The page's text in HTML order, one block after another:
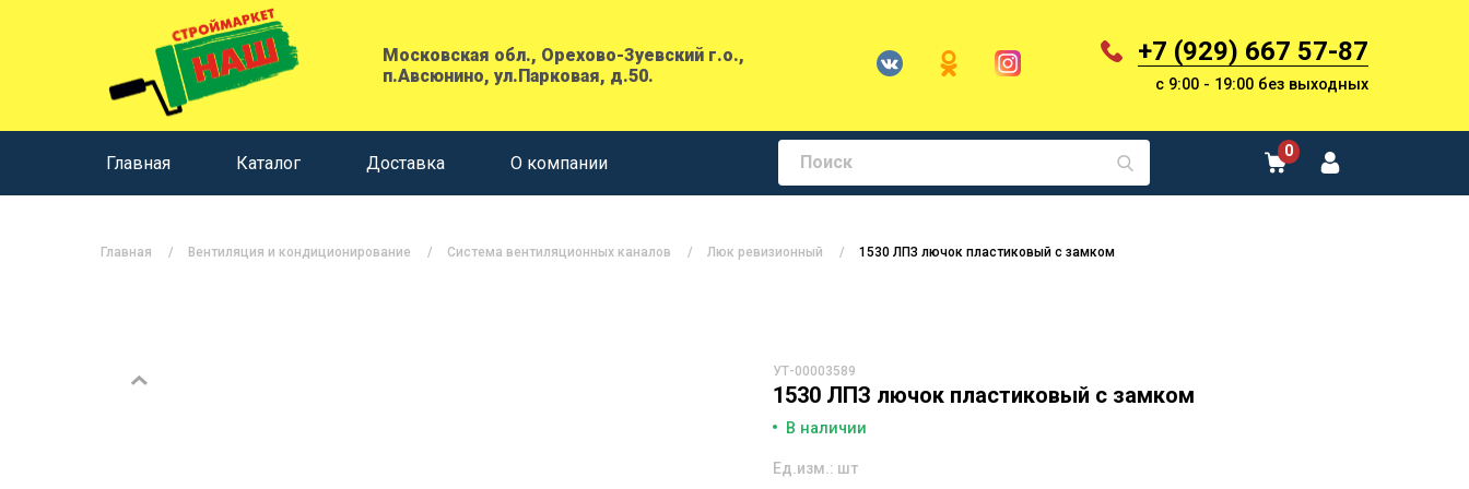
Московская обл., Орехово-Зуевский г.о.,
п.Авсюнино, ул.Парковая, д.50.
+7 (929) 667 57-87
с 9:00 - 19:00 без выходных
Главная Каталог Доставка О компании
0
Главная Вентиляция и кондиционирование Система вентиляционных каналов Люк ревизионный 1530 ЛПЗ лючок пластиковый с замком
УТ-00003589
1530 ЛПЗ лючок пластиковый с замком
В наличии
Ед.изм.: шт